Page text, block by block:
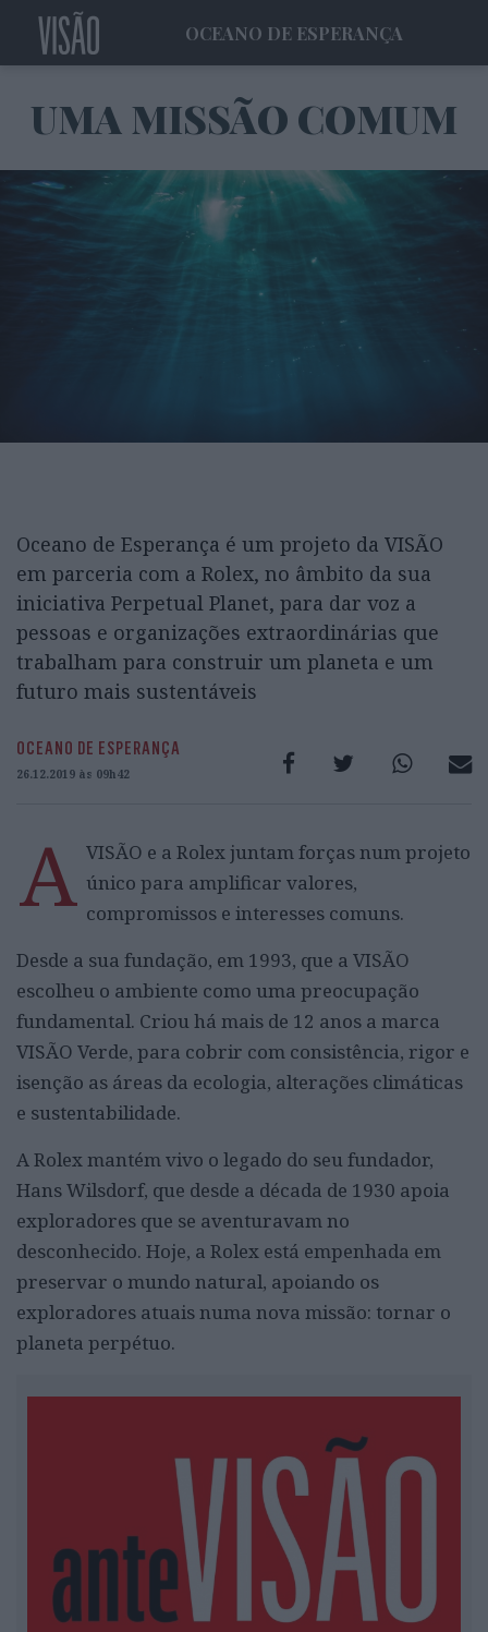
OCEANO DE ESPERANÇA
UMA MISSÃO COMUM
Oceano de Esperança é um projeto da VISÃO
em parceria com a Rolex, no âmbito da sua
iniciativa Perpetual Planet, para dar voz a
pessoas e organizações extraordinárias que
trabalham para construir um planeta e um
futuro mais sustentáveis
OCEANO DE ESPERANÇA
26.12.2019 às 09h42
A VISÃO e a Rolex juntam forças num projeto
único para amplificar valores,
compromissos e interesses comuns.
Desde a sua fundação, em 1993, que a VISÃO
escolheu o ambiente como uma preocupação
fundamental. Criou há mais de 12 anos a marca
VISÃO Verde, para cobrir com consistência, rigor e
isenção as áreas da ecologia, alterações climáticas
e sustentabilidade.
A Rolex mantém vivo o legado do seu fundador,
Hans Wilsdorf, que desde a década de 1930 apoia
exploradores que se aventuravam no
desconhecido. Hoje, a Rolex está empenhada em
preservar o mundo natural, apoiando os
exploradores atuais numa nova missão: tornar o
planeta perpétuo.